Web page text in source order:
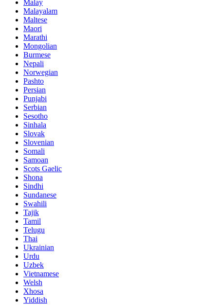
Malay
Malayalam
Maltese
Maori
Marathi
Mongolian
Burmese
Nepali
Norwegian
Pashto
Persian
Punjabi
Serbian
Sesotho
Sinhala
Slovak
Slovenian
Somali
Samoan
Scots Gaelic
Shona
Sindhi
Sundanese
Swahili
Tajik
Tamil
Telugu
Thai
Ukrainian
Urdu
Uzbek
Vietnamese
Welsh
Xhosa
Yiddish